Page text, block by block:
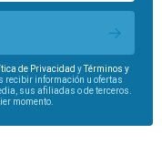
de Privacidad yTérminos y
recibir información u ofertas
sus afiliadas o de terceros.
momento.